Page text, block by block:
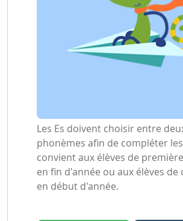
Les Es doivent choisir entre
phonèmes afin de compléter
convient aux élèves de
en fin d'année ou aux élèves de
en début d'année.